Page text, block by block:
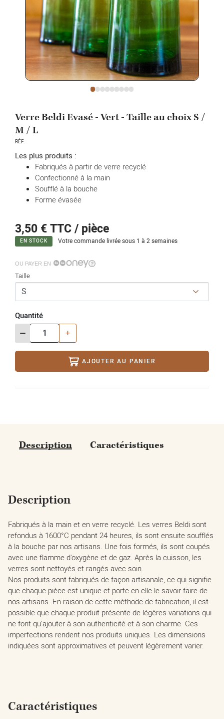
Verre Beldi Evasé - Vert - Taille au choix S /
M / L
RÉF.
Les plus produits :
Fabriqués à partir de verre recyclé
Confectionné à la main
Soufflé à la bouche
Forme évasée
3,50 €TTC / pièce
EN STOCK Votre commande livrée sous 1 à 2 semaines
OU PAYER EN
Taille
Quantité
- +
AJOUTER AU PANIER
Description Caractéristiques
Description
Fabriqués à la main et en verre recyclé. Les verres Beldi sont
refondus à 1600°C pendant 24 heures, ils sont ensuite soufflés
à la bouche par nos artisans. Une fois formés, ils sont coupés
avec une flamme d'oxygène et de gaz. Après la cuisson, les
verres sont nettoyés et rangés avec soin.
Nos produits sont fabriqués de façon artisanale, ce qui signifie
que chaque pièce est unique et porte en elle le savoir-faire de
nos artisans. En raison de cette méthode de fabrication, il est
possible que chaque produit présente de légères variations qui
ne font qu'ajouter à son authenticité et à son charme. Ces
imperfections rendent nos produits uniques. Les dimensions
indiquées sont approximatives et peuvent légèrement varier.
Caractéristiques